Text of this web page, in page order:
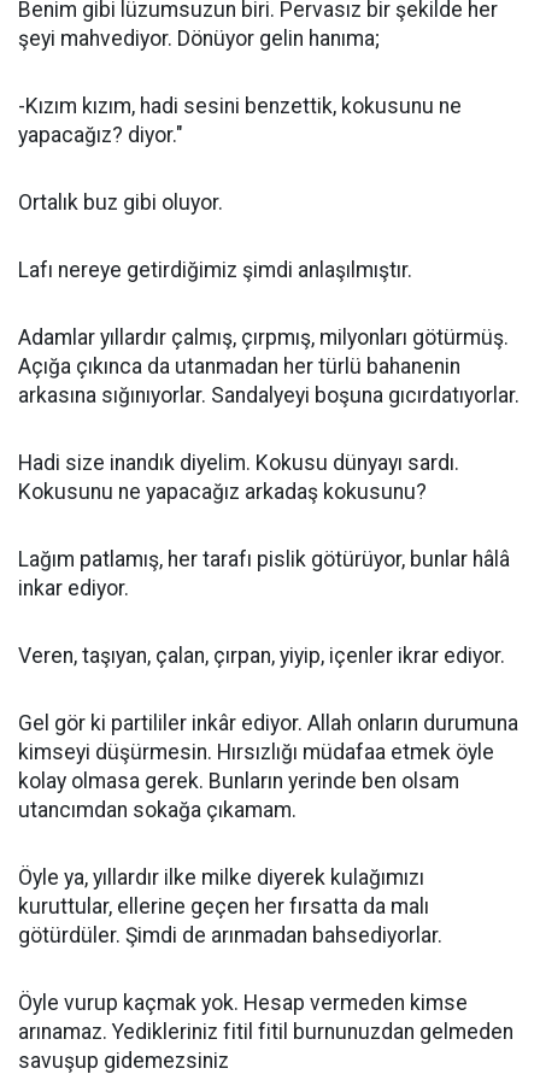
Benim gibi lüzumsuzun biri. Pervasız bir şekilde her
şeyi mahvediyor. Dönüyor gelin hanıma;
-Kızım kızım, hadi sesini benzettik, kokusunu ne
yapacağız? diyor."
Ortalık buz gibi oluyor.
Lafı nereye getirdiğimiz şimdi anlaşılmıştır.
Adamlar yıllardır çalmış, çırpmış, milyonları götürmüş.
Açığa çıkınca da utanmadan her türlü bahanenin
arkasına sığınıyorlar. Sandalyeyi boşuna gıcırdatıyorlar.
Hadi size inandık diyelim. Kokusu dünyayı sardı.
Kokusunu ne yapacağız arkadaş kokusunu?
Lağım patlamış, her tarafı pislik götürüyor, bunlar hâlâ
inkar ediyor.
Veren, taşıyan, çalan, çırpan, yiyip, içenler ikrar ediyor.
Gel gör ki partililer inkâr ediyor. Allah onların durumuna
kimseyi düşürmesin. Hırsızlığı müdafaa etmek öyle
kolay olmasa gerek. Bunların yerinde ben olsam
utancımdan sokağa çıkamam.
Öyle ya, yıllardır ilke milke diyerek kulağımızı
kuruttular, ellerine geçen her fırsatta da malı
götürdüler. Şimdi de arınmadan bahsediyorlar.
Öyle vurup kaçmak yok. Hesap vermeden kimse
arınamaz. Yedikleriniz fitil fitil burnunuzdan gelmeden
savuşup gidemezsiniz